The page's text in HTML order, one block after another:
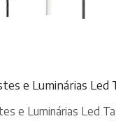
e Luminárias Led
e Luminárias Led